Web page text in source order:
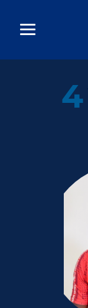
4